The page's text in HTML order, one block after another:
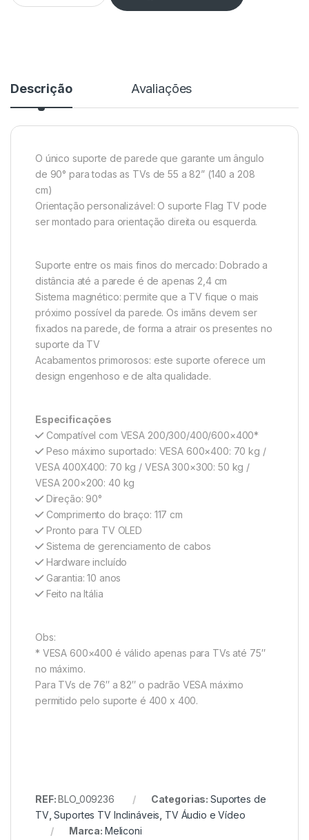
Descrição Avaliações
O único suporte de parede que garante um ângulo
de 90° para todas as TVs de 55 a 82” (140 a 208
cm)
Orientação personalizável: O suporte Flag TV pode
ser montado para orientação direita ou esquerda.
Suporte entre os mais finos do mercado: Dobrado a
distância até a parede é de apenas 2,4 cm
Sistema magnético: permite que a TV fique o mais
próximo possível da parede. Os imãns devem ser
fixados na parede, de forma a atrair os presentes no
suporte da TV
Acabamentos primorosos: este suporte oferece um
design engenhoso e de alta qualidade.
Especificações
Compatível com VESA 200/300/400/600×400*
Peso máximo suportado: VESA 600×400: 70 kg /
VESA 400X400: 70 kg / VESA 300×300: 50 kg /
VESA 200×200: 40 kg
Direção: 90°
Comprimento do braço: 117 cm
Pronto para TV OLED
Sistema de gerenciamento de cabos
Hardware incluído
Garantia: 10 anos
Feito na Itália
Obs:
* VESA 600×400 é válido apenas para TVs até 75″
no máximo.
Para TVs de 76″ a 82″ o padrão VESA máximo
permitido pelo suporte é 400 x 400.
REF:BLO_009236 Categorias: Suportes de
TV,Suportes TV Inclináveis TV Áudio e Vídeo
Marca: Meliconi